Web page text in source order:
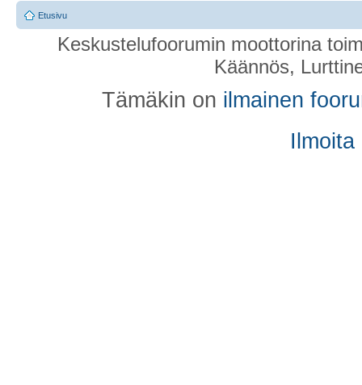
Etusivu
Keskustelufoorumin moottorina
Käännös,
Tämäkin on ilmainen